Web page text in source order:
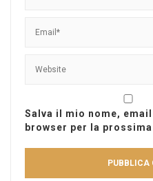
Salva il mio nome,
browser per la